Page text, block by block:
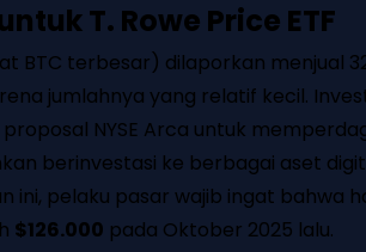
T. Rowe Price ETF
terbesar) dilaporkan menjual
jumlahnya yang relatif kecil.
NYSE Arca untuk
berinvestasi ke berbagai aset
ini, pelaku pasar wajib ingat bahwa
$126.000 pada Oktober 2025 lalu.